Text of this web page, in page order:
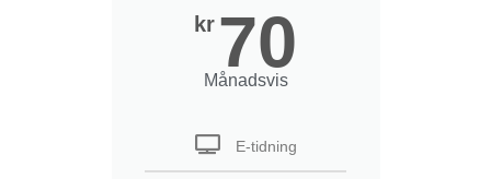
kr 70
Månadsvis
E-tidning